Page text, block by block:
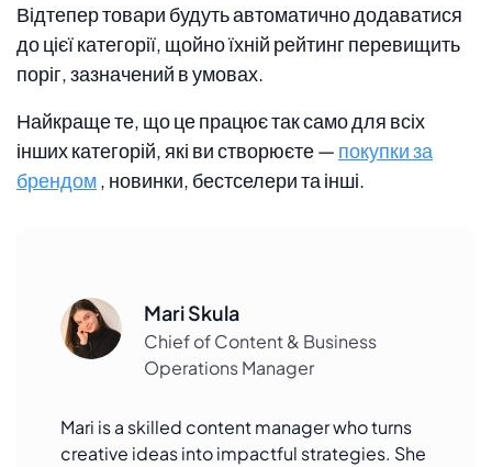
Відтепер товари будуть автоматично додаватися
до цієї категорії, щойно їхній рейтинг перевищить
поріг, зазначений в умовах.
Найкраще те, що це працює так само для всіх
інших категорій, які ви створюєте — покупки за
брендом, новинки, бестселери та інші.
Mari Skula
Chief of Content & Business
Operations Manager
Mari is a skilled content manager who turns
creative ideas into impactful strategies. She